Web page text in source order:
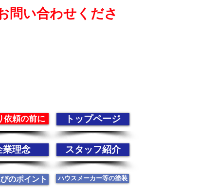
問い合わせくださ
依頼の前に トップページ
業理念 スタッフ紹介
のポイント ハウスメーカー等の塗装